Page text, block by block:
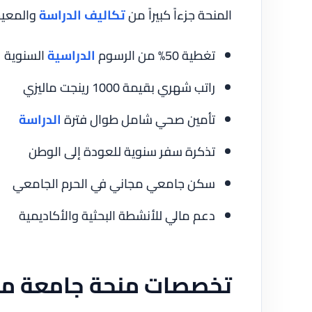
المنحة جزءاً كبيراً منتكاليف الدراسة
تغطية 50% من الرسوم
الدراسيةالسنوية
راتب شهري بقيمة 1000 رينجت ماليزي
تأمين صحي شامل طوال فترةالدراسة
تذكرة سفر سنوية للعودة إلى الوطن
سكن جامعي مجاني في الحرم الجامعي
دعم مالي للأنشطة البحثية والأكاديمية
تخصصات منحة جامعة